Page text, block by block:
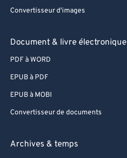
Convertisseur d'images
Document & livre électronique
PDF à WORD
EPUB à PDF
EPUB à MOBI
Convertisseur de documents
Archives & temps